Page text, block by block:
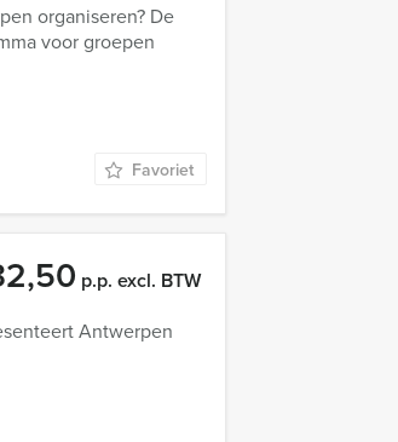
organiseren? De
voor groepen
Favoriet
p.p. excl. BTW
Antwerpen